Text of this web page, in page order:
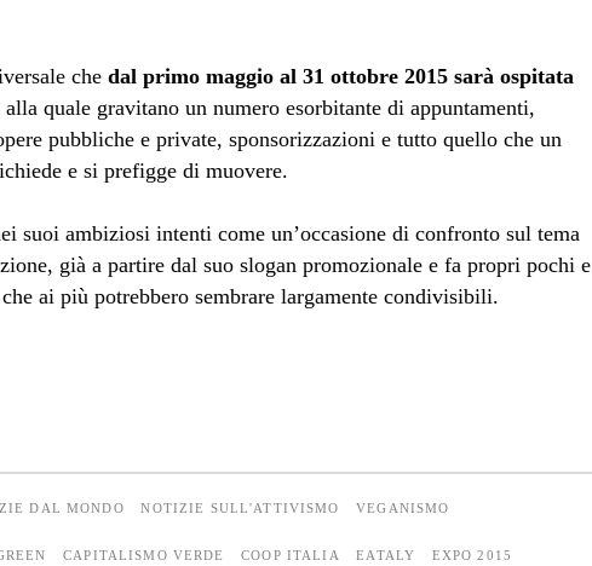
che dal primo maggio al 31 ottobre 2015 sarà ospitata
quale gravitano un numero esorbitante di appuntamenti,
pubbliche e private, sponsorizzazioni e tutto quello che un
e si prefigge di muovere.
suoi ambiziosi intenti come un’occasione di confronto sul tema
già a partire dal suo slogan promozionale e fa propri pochi e
ai più potrebbero sembrare largamente condivisibili.
DAL MONDO NOTIZIE SULL'ATTIVISMO VEGANISMO
CAPITALISMO VERDE COOP ITALIA EATALY EXPO 2015